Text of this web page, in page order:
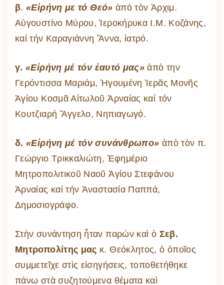
β. «Εἰρήνη με τό Θεό» ἀπὸ τὸν Ἀρχιμ.
Αὐγουστίνο Μύρου, Ἱεροκήρυκα Ι.Μ. Κοζάνης,
καί τήν Καραγιάννη Ἄννα, ἰατρό.
γ. «Εἰρήνη μέ τόν ἐαυτό μας» ἀπὸ την
Γερόντισσα Μαριάμ, Ἡγουμένη Ἱερᾶς Μονῆς
Ἀγίου Κοσμᾶ Αἰτωλοῦ Ἀρναίας καί τόν
Κουτζιαρή Ἄγγελο, Νηπιαγωγό.
δ.«Εἰρήνη μέ τόν συνάνθρωπο» ἀπὸ τὸν π.
Γεώργιο Τρικκαλιώτη, Ἐφημέριο
Μητροπολιτικοῦ Ναοῦ Ἁγίου Στεφάνου
Ἀρναίας καί τήν Ἀναστασία Παππά,
Δημοσιογράφο.
Στὴν συνάντηση ἦταν παρών καὶ ὁ Σεβ.
Μητροπολίτης μας κ. Θεόκλητος, ὁ ὁποῖος
συμμετεῖχε στὶς εἰσηγήσεις, τοποθετήθηκε
πάνω στὰ συζητούμενα θέματα καὶ